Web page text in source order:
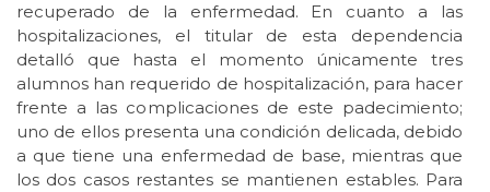
recuperado de la enfermedad. En cuanto a las
hospitalizaciones, el titular de esta dependencia
detalló que hasta el momento únicamente tres
alumnos han requerido de hospitalización, para hacer
frente a las complicaciones de este padecimiento;
uno de ellos presenta una condición delicada, debido
a que tiene una enfermedad de base, mientras que
los dos casos restantes se mantienen estables. Para